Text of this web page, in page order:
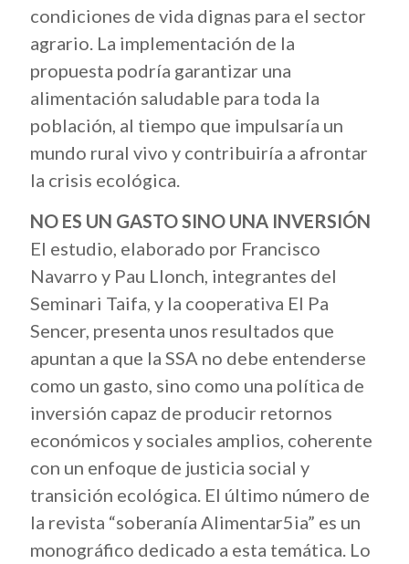
condiciones de vida dignas para el sector
agrario. La implementación de la
propuesta podría garantizar una
alimentación saludable para toda la
población, al tiempo que impulsaría un
mundo rural vivo y contribuiría a afrontar
la crisis ecológica.
NO ES UN GASTO SINO UNA INVERSIÓN
El estudio, elaborado por Francisco
Navarro y Pau Llonch, integrantes del
Seminari Taifa, y la cooperativa El Pa
Sencer, presenta unos resultados que
apuntan a que la SSA no debe entenderse
como un gasto, sino como una política de
inversión capaz de producir retornos
económicos y sociales amplios, coherente
con un enfoque de justicia social y
transición ecológica. El último número de
la revista “soberanía Alimentar5ia” es un
monográfico dedicado a esta temática. Lo